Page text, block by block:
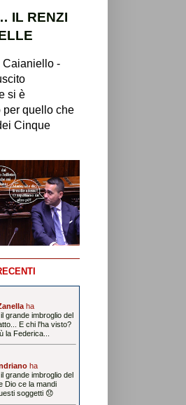
IL RENZI
Caianiello -
si è
per quello che
Cinque
ha
il grande imbroglio del
E chi l'ha visto?
la Federica...
ha
il grande imbroglio del
Dio ce la mandi
soggetti 😞